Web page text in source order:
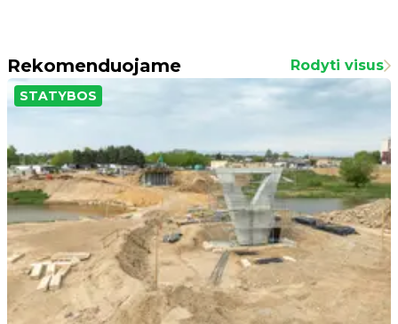
Rekomenduojame Rodyti visus
STATYBOS